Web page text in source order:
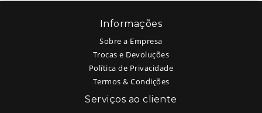
Informações
Sobre a Empresa
Trocas e Devoluções
Política de Privacidade
Termos & Condições
Serviços ao cliente